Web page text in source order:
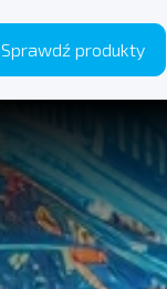
Sprawdź produkty